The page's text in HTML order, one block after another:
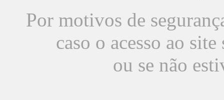
Por motivos de
caso o acesso ao
ou se não